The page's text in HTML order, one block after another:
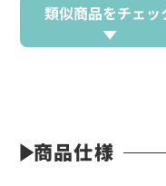
類似商品をチェッ
商品仕様